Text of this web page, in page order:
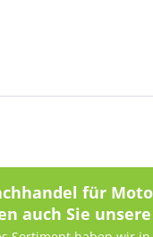
für
auch Sie